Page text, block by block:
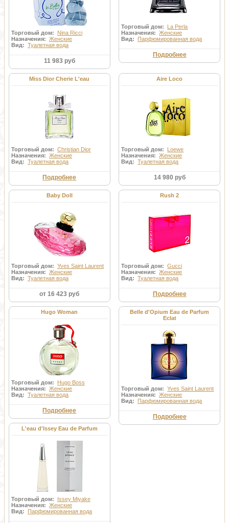
Торговый дом: Nina Ricci
Назначения: Женские
Вид: Туалетная вода
11 983 руб
Торговый дом:
La Perla
Назначения:Женские
Вид:
Парфюмированная вода
Подробнее
Miss Dior Cherie L'eau
Торговый дом: Christian Dior
Назначения: Женские
Вид: Туалетная вода
Подробнее
Aire Loco
Торговый дом:
Loewe
Назначения:Женские
Вид:Туалетная вода
14 980 руб
Baby Doll
Торговый дом: Yves Saint Laurent
Назначения: Женские
Вид: Туалетная вода
от 16 423 руб
Rush 2
Торговый дом:Gucci
Назначения:Женские
Вид:Туалетная вода
Подробнее
Hugo Woman
Торговый дом:
Hugo Boss
Назначения: Женские
Вид: Туалетная вода
Подробнее
Belle d'Opium Eau de Parfum
Eclat
Торговый дом:Yves Saint Laurent
Назначения:Женские
Вид:
Парфюмированная вода
Подробнее
L'eau d'Issey Eau de Parfum
Торговый дом:
Issey Miyake
Назначения: Женские
Вид:
Парфюмированная вода